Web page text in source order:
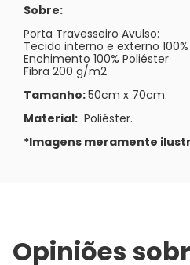
Sobre:
Porta Travesseiro Avulso:
Tecido interno e externo
Enchimento 100% Poliéster
Fibra 200 g/m2
Tamanho:50cm x 70cm.
Material: Poliéster.
*Imagens meramente
Opiniões